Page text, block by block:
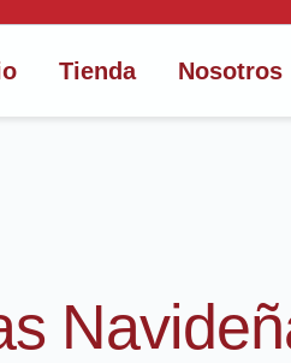
Tienda Nosotros